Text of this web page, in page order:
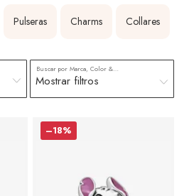
Pulseras Charms Collares
Buscar por Marca, Color & más
Mostrar filtros
–18%